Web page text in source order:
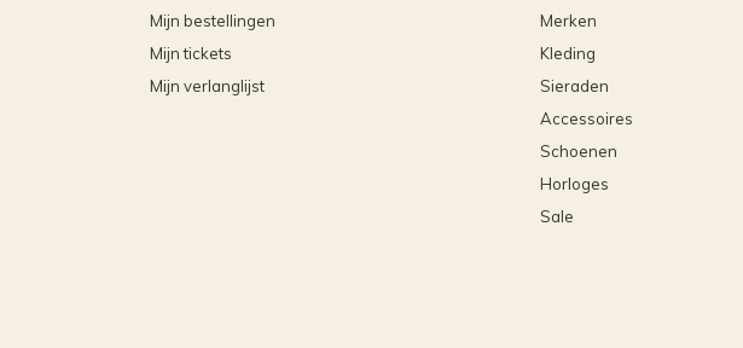
Mijn bestellingen
Mijn tickets
Mijn verlanglijst
Merken
Kleding
Sieraden
Accessoires
Schoenen
Horloges
Sale